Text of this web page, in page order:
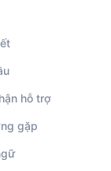
hỗ trợ
gặp